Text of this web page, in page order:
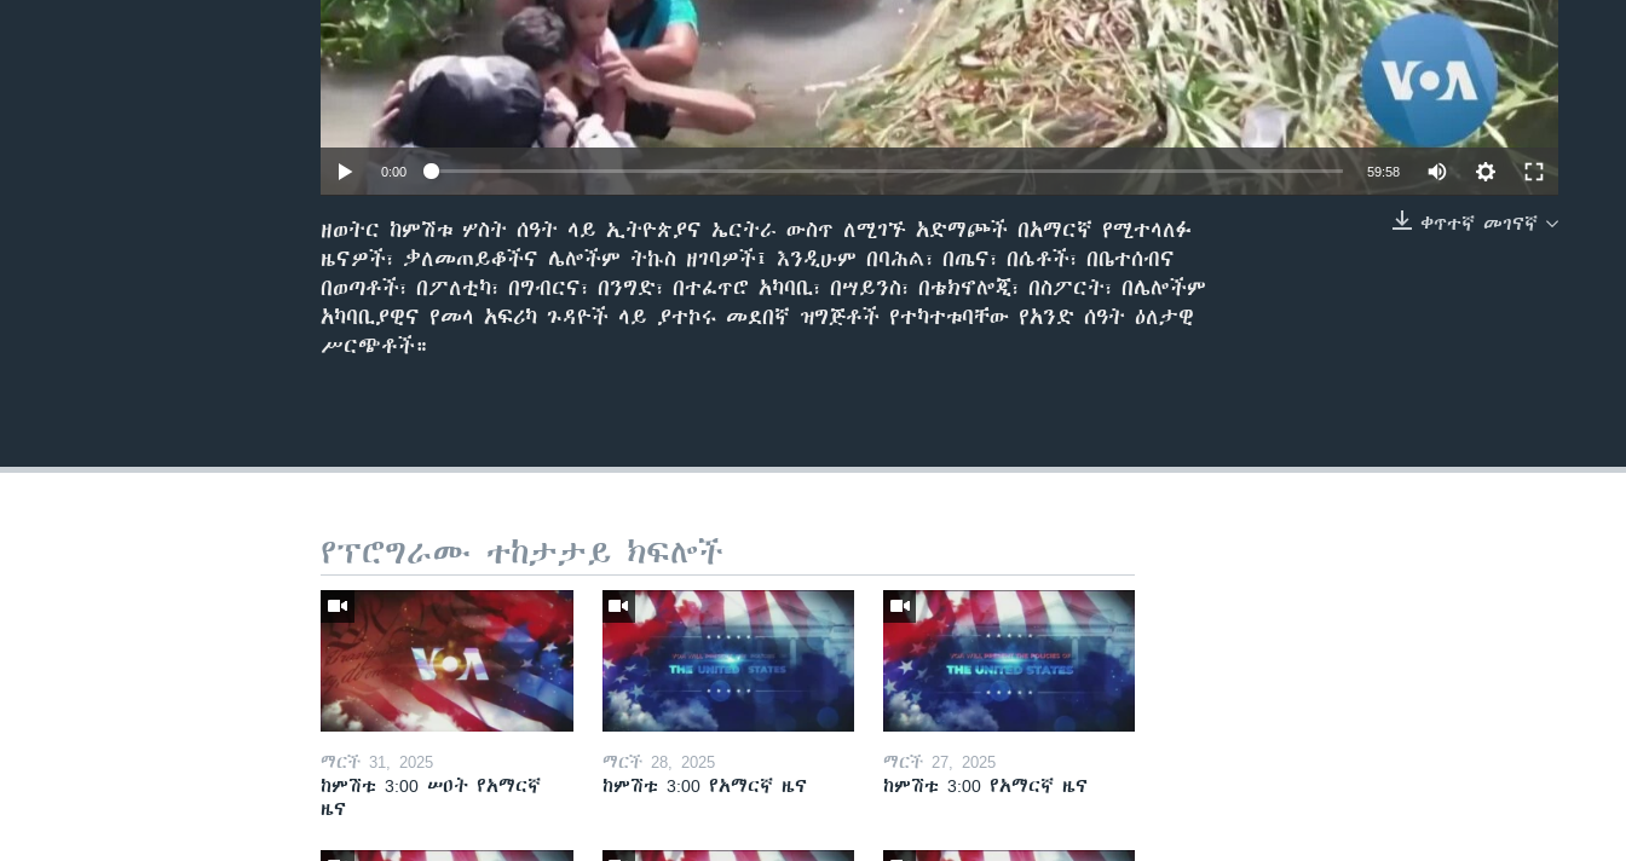
EMBED
0:00 59:58
ቀጥተኛ መገናኛ
ዘወትር ከምሽቱ ሦስት ሰዓት ላይ ኢትዮጵያና ኤርትራ ውስጥ ለሚገኙ አድማጮች በአማርኛ የሚተላለፉ
ዜናዎች፣ ቃለመጠይቆችና ሌሎችም ትኩስ ዘገባዎች፤ እንዲሁም በባሕል፣ በጤና፣ በሴቶች፣ በቤተሰብና
በወጣቶች፣ በፖለቲካ፣ በግብርና፣ በንግድ፣ በተፈጥሮ አካባቢ፣ በሣይንስ፣ በቴክኖሎጂ፣ በስፖርት፣ በሌሎችም
አካባቢያዊና የመላ አፍሪካ ጉዳዮች ላይ ያተኮሩ መደበኛ ዝግጅቶች የተካተቱባቸው የአንድ ሰዓት ዕለታዊ
ሥርጭቶች።
የፕሮግራሙ ተከታታይ ክፍሎች
ማርች 31, 2025
ከምሽቱ 3:00 ሠዐት የአማርኛ
ዜና
ማርች 28, 2025
ከምሽቱ 3:00 የአማርኛ ዜና
ማርች 27, 2025
ከምሽቱ 3:00 የአማርኛ ዜና